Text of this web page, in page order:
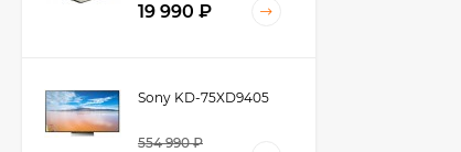
19 990 ₽
Sony KD-75XD9405
554 990 ₽